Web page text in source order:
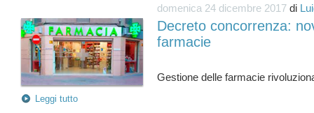
domenica 24 dicembre 2017 di
Decreto concorrenza:
farmacie
Leggi tutto